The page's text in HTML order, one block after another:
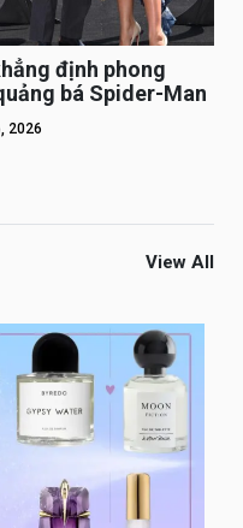
định phong
bá Spider-Man
2026
View All